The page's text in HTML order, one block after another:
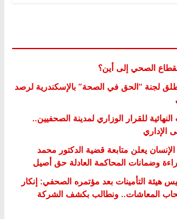
الصحي إلى أين؟
لجنة “الحق في الصحة” بالإسكندرية لرصد
للقرار الوزاري لمدينة الصحفيين..
الإداري
يعلن متابعة قضية الدكتور محمد
وضمانات المحاكمة العادلة حق أصيل
هيئة التأمينات بعد مؤتمره الصحفي: إنكار
المعاشات.. ونطالب بكشف الشركة